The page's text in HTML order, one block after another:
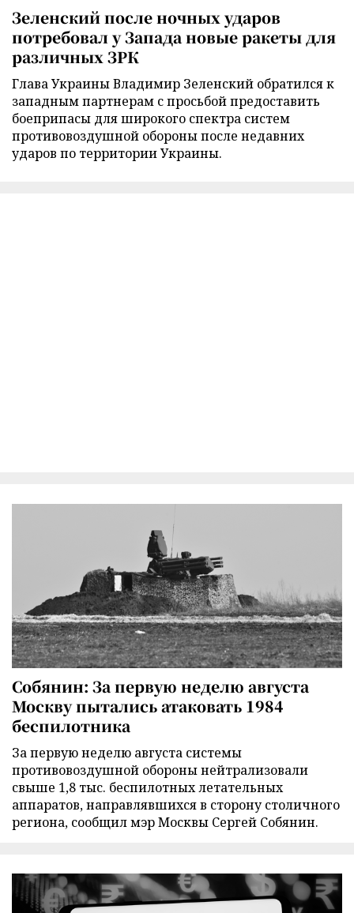
Зеленский после ночных ударов
потребовал у Запада новые ракеты для
различных ЗРК
Глава Украины Владимир Зеленский обратился к
западным партнерам с просьбой предоставить
боеприпасы для широкого спектра систем
противовоздушной обороны после недавних
ударов по территории Украины.
Собянин: За первую неделю августа
Москву пытались атаковать 1984
беспилотника
За первую неделю августа системы
противовоздушной обороны нейтрализовали
свыше 1,8 тыс. беспилотных летательных
аппаратов, направлявшихся в сторону столичного
региона, сообщил мэр Москвы Сергей Собянин.